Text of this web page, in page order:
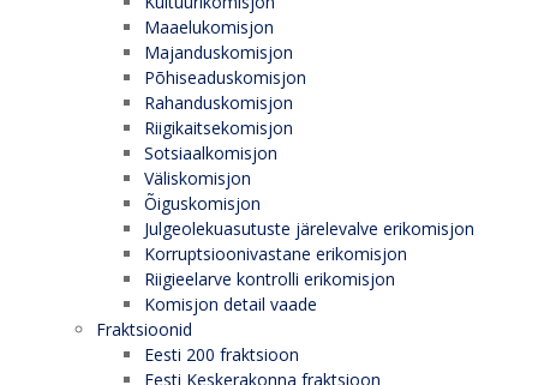
Maaelukomisjon
Majanduskomisjon
Põhiseaduskomisjon
Rahanduskomisjon
Riigikaitsekomisjon
Sotsiaalkomisjon
Väliskomisjon
Õiguskomisjon
Julgeolekuasutuste järelevalve erikomisjon
Korruptsioonivastane erikomisjon
Riigieelarve kontrolli erikomisjon
Komisjon detail vaade
Fraktsioonid
Eesti 200 fraktsioon
Eesti Keskerakonna fraktsioon